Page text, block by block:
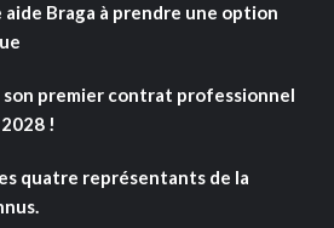
Braga à prendre une option
son premier contrat professionnel
2028 !
quatre représentants de la